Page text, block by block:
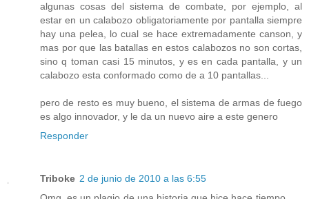
algunas cosas del sistema de combate, por ejemplo, al
estar en un calabozo obligatoriamente por pantalla siempre
hay una pelea, lo cual se hace extremadamente canson, y
mas por que las batallas en estos calabozos no son cortas,
sino q toman casi 15 minutos, y es en cada pantalla, y un
calabozo esta conformado como de a 10 pantallas...
pero de resto es muy bueno, el sistema de armas de fuego
es algo innovador, y le da un nuevo aire a este genero
Responder
Triboke 2 de junio de 2010 a las 6:55